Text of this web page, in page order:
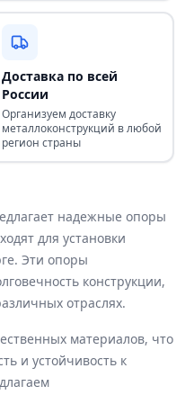
Доставка по всей
России
Организуем доставку
металлоконструкций в любой
регион страны
надежные опоры
для установки
Эти опоры
конструкции,
отраслях.
материалов, что
и устойчивость к